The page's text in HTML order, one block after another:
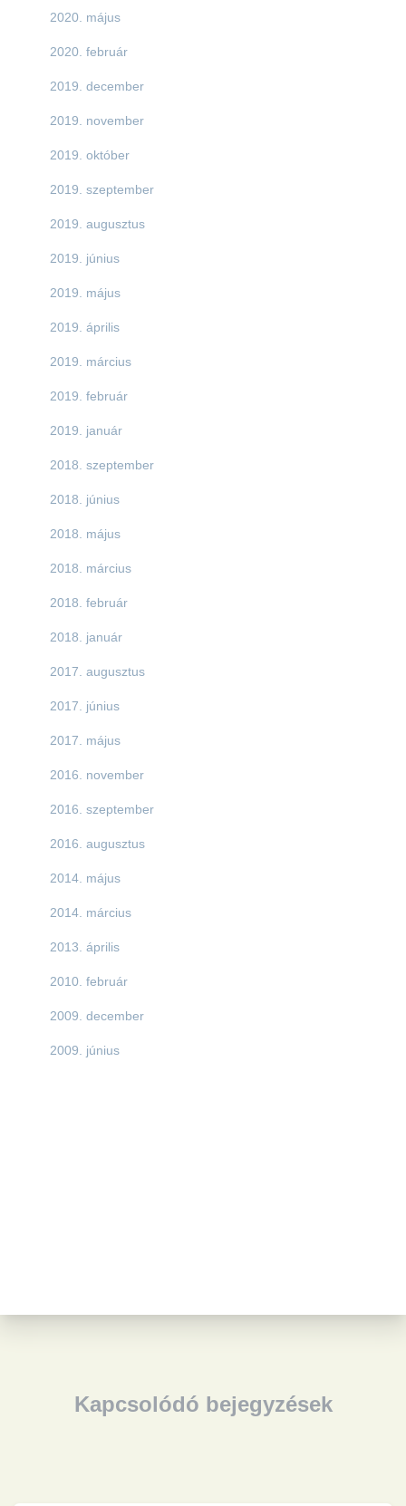
2020. május
2020. február
2019. december
2019. november
2019. október
2019. szeptember
2019. augusztus
2019. június
2019. május
2019. április
2019. március
2019. február
2019. január
2018. szeptember
2018. június
2018. május
2018. március
2018. február
2018. január
2017. augusztus
2017. június
2017. május
2016. november
2016. szeptember
2016. augusztus
2014. május
2014. március
2013. április
2010. február
2009. december
2009. június
Kapcsolódó bejegyzések